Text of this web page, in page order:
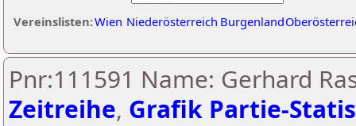
Vereinslisten:Wien Niederösterreich Burgenland
Pnr:111591 Name: Gerhard
Zeitreihe, Grafik Partie-